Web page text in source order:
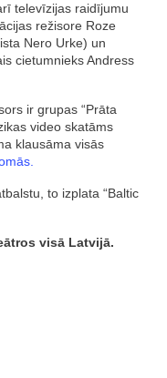
televīzijas raidījumu
režisore Roze
Nero Urke) un
cietumnieks Andress
ir grupas “Prāta
video skatāms
klausāma visās
to izplata “Baltic
visā Latvijā.